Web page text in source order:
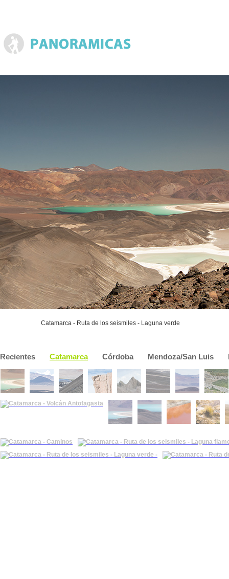
Catamarca - Ruta de los seismiles - Laguna verde
Recientes Catamarca Córdoba Mendoza/San Luis